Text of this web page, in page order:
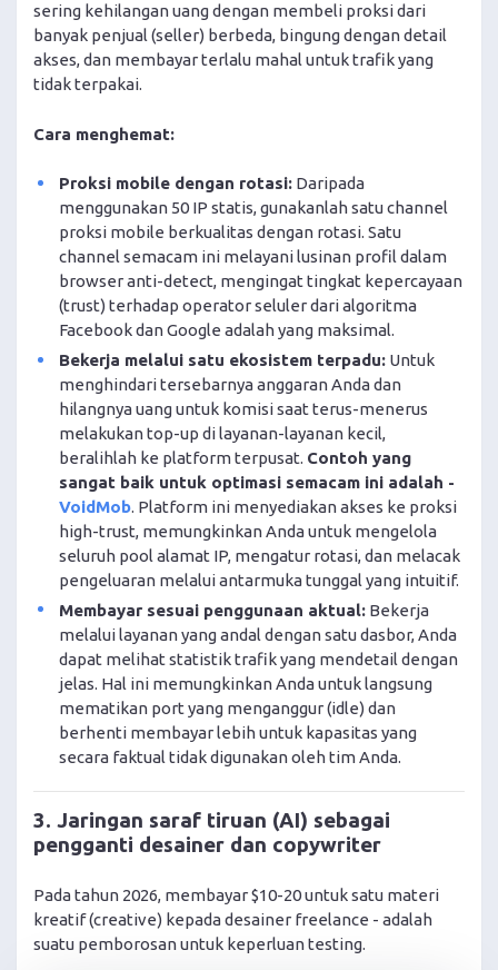
sering kehilangan uang dengan membeli proksi dari
banyak penjual (seller) berbeda, bingung dengan detail
akses, dan membayar terlalu mahal untuk trafik yang
tidak terpakai.
Cara menghemat:
Proksi mobile dengan rotasi:Daripada
menggunakan 50 IP statis, gunakanlah satu channel
proksi mobile berkualitas dengan rotasi. Satu
channel semacam ini melayani lusinan profil dalam
browser anti-detect, mengingat tingkat kepercayaan
(trust) terhadap operator seluler dari algoritma
Facebook dan Google adalah yang maksimal.
Bekerja melalui satu ekosistem terpadu:Untuk
menghindari tersebarnya anggaran Anda dan
hilangnya uang untuk komisi saat terus-menerus
melakukan top-up di layanan-layanan kecil,
beralihlah ke platform terpusat. Contoh yang
sangat baik untuk optimasi semacam ini adalah -
VoidMob. Platform ini menyediakan akses ke proksi
high-trust, memungkinkan Anda untuk mengelola
seluruh pool alamat IP, mengatur rotasi, dan melacak
pengeluaran melalui antarmuka tunggal yang intuitif.
Membayar sesuai penggunaan aktual:Bekerja
melalui layanan yang andal dengan satu dasbor, Anda
dapat melihat statistik trafik yang mendetail dengan
jelas. Hal ini memungkinkan Anda untuk langsung
mematikan port yang menganggur (idle) dan
berhenti membayar lebih untuk kapasitas yang
secara faktual tidak digunakan oleh tim Anda.
3. Jaringan saraf tiruan (AI) sebagai
pengganti desainer dan copywriter
Pada tahun 2026, membayar $10-20 untuk satu materi
kreatif (creative) kepada desainer freelance - adalah
suatu pemborosan untuk keperluan testing.